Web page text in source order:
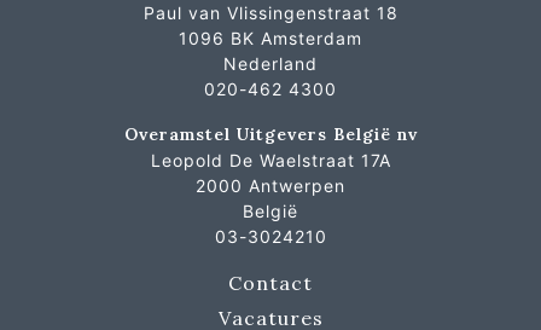
Paul van Vlissingenstraat 18
1096 BK Amsterdam
Nederland
020-462 4300
Overamstel Uitgevers België nv
Leopold De Waelstraat 17A
2000 Antwerpen
België
03-3024210
Contact
Vacatures